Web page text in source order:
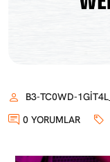
B3-TC0WD-1GIT4L_
0 YORUMLAR